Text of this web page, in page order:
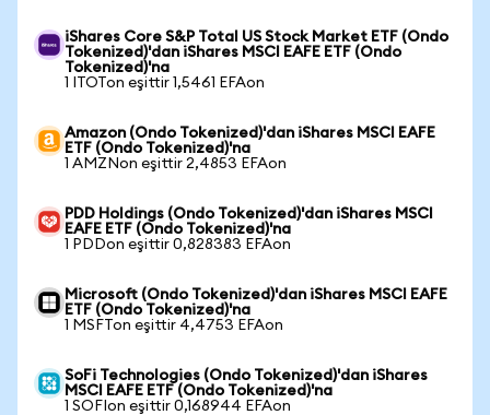
iShares Core S&P Total US Stock Market ETF (Ondo
Tokenized)'dan iShares MSCI EAFE ETF (Ondo
Tokenized)'na
1 ITOTon eşittir 1,5461 EFAon
Amazon (Ondo Tokenized)'dan iShares MSCI EAFE
ETF (Ondo Tokenized)'na
1 AMZNon eşittir 2,4853 EFAon
PDD Holdings (Ondo Tokenized)'dan iShares MSCI
EAFE ETF (Ondo Tokenized)'na
1 PDDon eşittir 0,828383 EFAon
Microsoft (Ondo Tokenized)'dan iShares MSCI EAFE
ETF (Ondo Tokenized)'na
1 MSFTon eşittir 4,4753 EFAon
SoFi Technologies (Ondo Tokenized)'dan iShares
MSCI EAFE ETF (Ondo Tokenized)'na
1 SOFIon eşittir 0,168944 EFAon